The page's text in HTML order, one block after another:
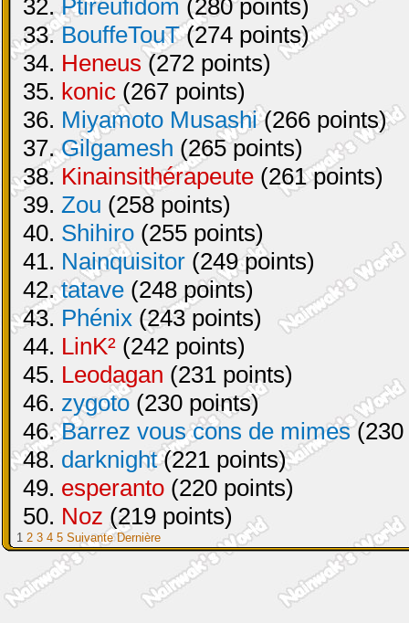
32.Ptireufidom (280 points)
33.BouffeTouT(274 points)
34. Heneus(272 points)
35. konic (267 points)
36. Miyamoto Musashi(266 points)
37.Gilgamesh (265 points)
38. Kinainsithérapeute (261 points)
39. Zou (258 points)
40. Shihiro (255 points)
41. Nainquisitor (249 points)
42.tatave (248 points)
43. Phénix (243 points)
44. LinK² (242 points)
45. Leodagan (231 points)
46. zygoto (230 points)
46.Barrez vous cons de mimes(230
48. darknight(221 points)
49. esperanto (220 points)
50. Noz (219 points)
1 2 3 4 5 Suivante Dernière